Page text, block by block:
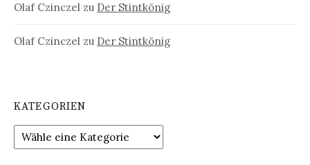
Olaf Czinczel zu Der Stintkönig
Olaf Czinczel zu Der Stintkönig
KATEGORIEN